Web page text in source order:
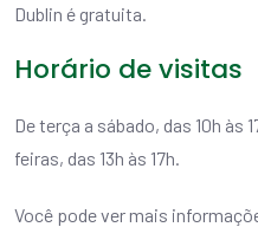
Dublin é gratuita.
Horário de visitas
De terça a sábado, das 10h às
feiras, das 13h às 17h.
Você pode ver mais